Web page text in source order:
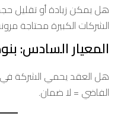
هل يمكن زيادة أو تقليل
الشركات الكبيرة محتاجة
المعيار السادس:
هل العقد يحمي الشركة في
الفاضي = لا ضمان.